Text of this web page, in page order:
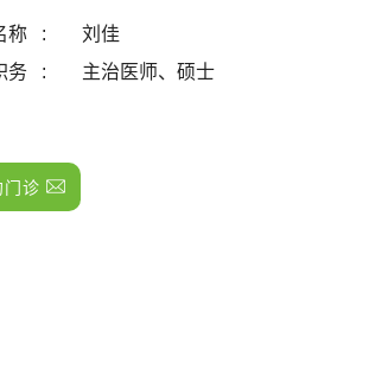
称
刘佳
务
主治医师、硕士
门诊